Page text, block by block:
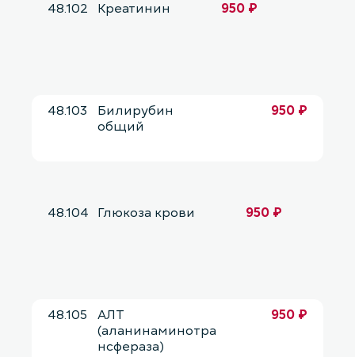
48.102 Креатинин 950 ₽
48.103
Билирубин
общий
950 ₽
48.104 Глюкоза крови 950 ₽
48.105
АЛТ
(аланинаминотра
нсфераза)
950 ₽